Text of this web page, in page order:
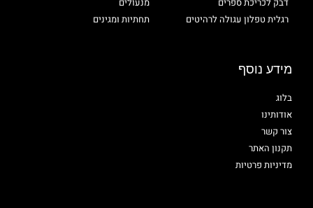
רגלית טפלון עגולה לרהיטים
תחתיות ומגינים
מידע נוסף
בלוג
אודותינו
צור קשר
תקנון האתר
מדיניות פרטיות